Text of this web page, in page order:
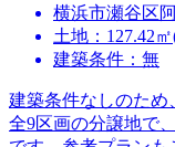
横浜市瀬谷区
土地：127.42
建築条件：無
建築条件なしのため
全9区画の分譲地で